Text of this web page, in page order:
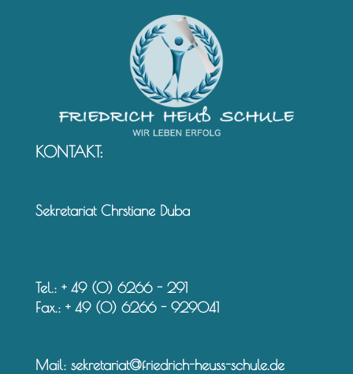
KONTAKT:
Sekretariat Chrstiane Duba
Tel.: + 49 (0) 6266 - 291
Fax.: + 49 (0) 6266 - 929041
Mail: sekretariat@friedrich-heuss-schule.de